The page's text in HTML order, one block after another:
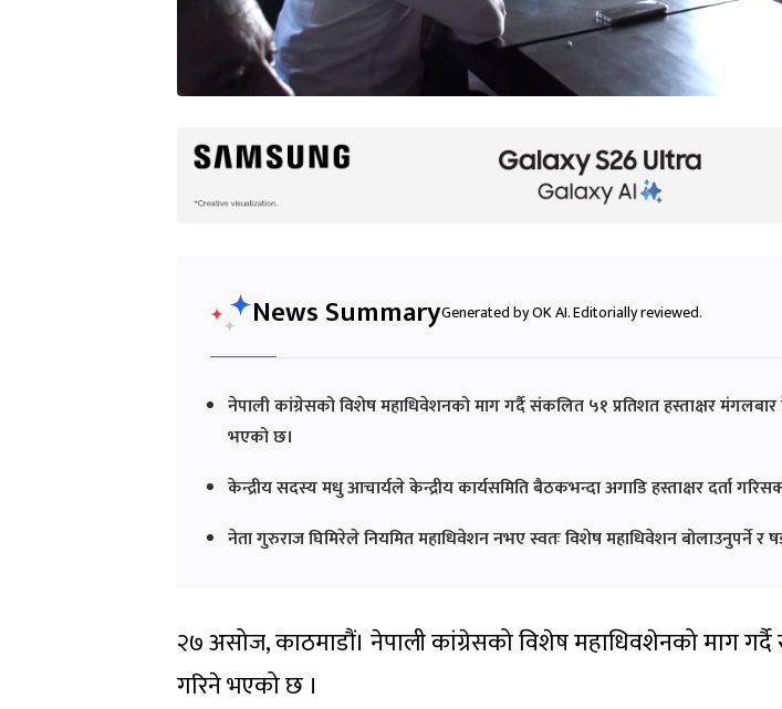
News SummaryGenerated by OK AI. Editorially reviewed.
नेपाली कांग्रेसको विशेष महाधिवेशनको माग गर्दै संकलित ५१ प्रतिशत हस्ताक्षर
भएको छ।
केन्द्रीय सदस्य मधु आचार्यले केन्द्रीय कार्यसमिति बैठकभन्दा अगाडि हस्ताक्षर दर्ता
नेता गुरुराज घिमिरेले नियमित महाधिवेशन नभए स्वतः विशेष महाधिवेशन बोलाउनुपर्ने र
२७ असोज, काठमाडौं। नेपाली कांग्रेसको विशेष महाधिवशेनको माग
गरिने भएको छ ।